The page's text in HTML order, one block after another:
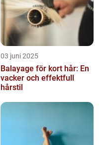
03 juni 2025
Balayage för kort hår: En
vacker och effektfull
hårstil